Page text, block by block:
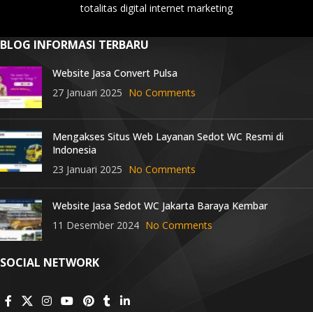
totalitas digital internet marketing
BLOG INFORMASI TERBARU
Website Jasa Convert Pulsa
27 Januari 2025 No Comments
Mengakses Situs Web Layanan Sedot WC Resmi di
Indonesia
23 Januari 2025 No Comments
Website Jasa Sedot WC Jakarta Baraya Kembar
11 Desember 2024 No Comments
SOCIAL NETWORK